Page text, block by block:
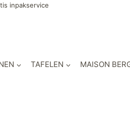
inpakservice
TAFELEN MAISON